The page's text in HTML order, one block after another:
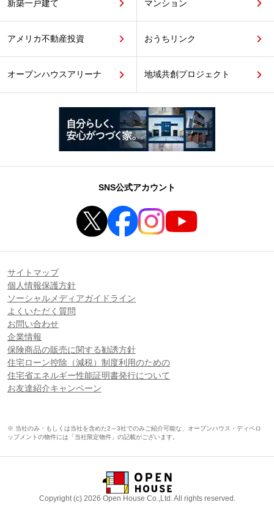
新築一戸建て マンション
アメリカ不動産投資 おうちリンク
オープンハウスアリーナ 地域共創プロジェクト
SNS公式アカウント
サイトマップ
個人情報保護方針
ソーシャルメディアガイドライン
よくいただく質問
お問い合わせ
企業情報
保険商品の販売に関する勧誘方針
住宅ローン控除（減税）制度利用のための
住宅省エネルギー性能証明書発行について
お友達紹介キャンペーン
※ 当社のみ・もしくは当社を含めた2～3社でのみご紹介可能な、オープンハウス・ディベロ
ップメントの物件には「当社限定物件」の記載がございます。
Copyright (c) 2026 Open House Co.,Ltd. All rights reserved.